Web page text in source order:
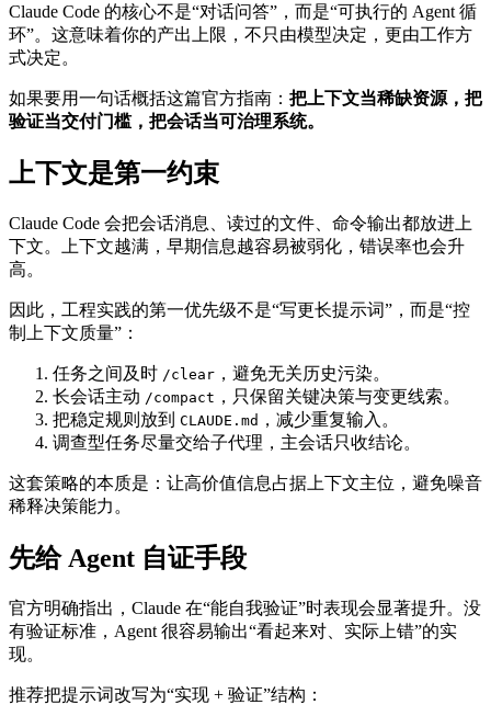
Claude Code 的核心不是“对话问答”，而是“可执行的 Agent 循
环”。这意味着你的产出上限，不只由模型决定，更由工作方
式决定。
如果要用一句话概括这篇官方指南： 把上下文当稀缺资源，把
验证当交付门槛，把会话当可治理系统。
上下文是第一约束
Claude Code 会把会话消息、读过的文件、命令输出都放进上
下文。上下文越满，早期信息越容易被弱化，错误率也会升
高。
因此，工程实践的第一优先级不是“写更长提示词”，而是“控
制上下文质量”：
任务之间及时 /clear ，避免无关历史污染。
长会话主动 /compact ，只保留关键决策与变更线索。
把稳定规则放到 CLAUDE.md ，减少重复输入。
调查型任务尽量交给子代理，主会话只收结论。
这套策略的本质是：让高价值信息占据上下文主位，避免噪音
稀释决策能力。
先给 Agent 自证手段
官方明确指出，Claude 在“能自我验证”时表现会显著提升。没
有验证标准，Agent 很容易输出“看起来对、实际上错”的实
现。
推荐把提示词改写为“实现 + 验证”结构：